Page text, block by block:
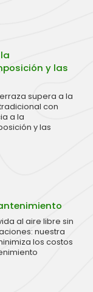
y las
supera a la
con
a la
y las
al aire libre sin
nuestra
los costos